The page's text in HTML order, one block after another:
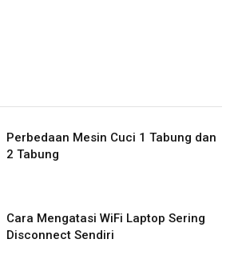
Perbedaan Mesin Cuci 1 Tabung dan
2 Tabung
Cara Mengatasi WiFi Laptop Sering
Disconnect Sendiri